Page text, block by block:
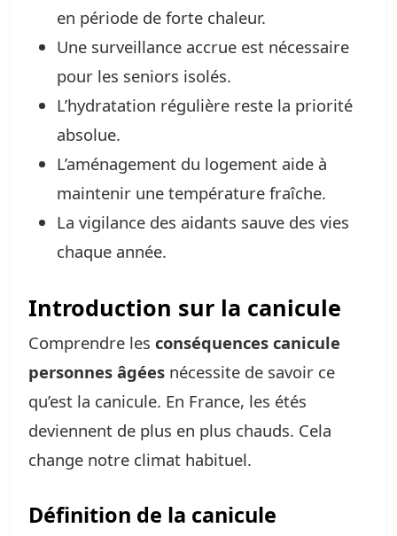
en période de forte chaleur.
Une surveillance accrue est nécessaire
pour les seniors isolés.
L’hydratation régulière reste la priorité
absolue.
L’aménagement du logement aide à
maintenir une température fraîche.
La vigilance des aidants sauve des vies
chaque année.
Introduction sur la canicule
Comprendre les conséquences canicule
personnes âgées nécessite de savoir ce
qu’est la canicule. En France, les étés
deviennent de plus en plus chauds. Cela
change notre climat habituel.
Définition de la canicule